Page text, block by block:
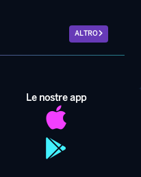
ALTRO
Le nostre app